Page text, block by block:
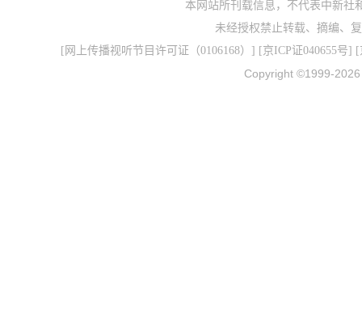
本网站所刊载信息，不代表中新社
未经授权禁止转载、摘编、
[ 网上传播视听节目许可证（0106168） ] [京ICP证040655号] [
Copyright ©1999-